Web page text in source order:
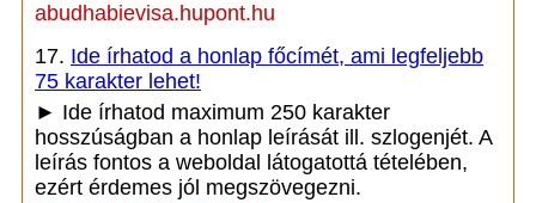
abudhabievisa.hupont.hu
17. Ide írhatod a honlap főcímét, ami legfeljebb
75 karakter lehet!
► Ide írhatod maximum 250 karakter
hosszúságban a honlap leírását ill. szlogenjét. A
leírás fontos a weboldal látogatottá tételében,
ezért érdemes jól megszövegezni.